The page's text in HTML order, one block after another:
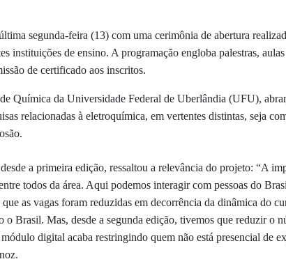
segunda-feira (13) com uma cerimônia de abertura
instituições de ensino. A programação engloba palestras,
de certificado aos inscritos.
Química da Universidade Federal de Uberlândia (UFU),
relacionadas à eletroquímica, em vertentes distintas, seja
a primeira edição, ressaltou a relevância do projeto: “A
todos da área. Aqui podemos interagir com pessoas do
as vagas foram reduzidas em decorrência da dinâmica do
o Brasil. Mas, desde a segunda edição, tivemos que reduzir o
digital acaba restringindo quem não está presencial de